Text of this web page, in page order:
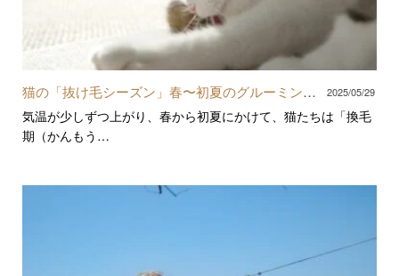
猫の「抜け毛シーズン」春〜初夏のグルーミング
対策
2025/05/29
気温が少しずつ上がり、春から初夏にかけて、猫たちは「換毛
期（かんもう…